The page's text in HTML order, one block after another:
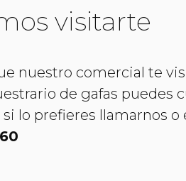
visitarte
nuestro comercial te
de gafas puedes
lo prefieres llamarnos